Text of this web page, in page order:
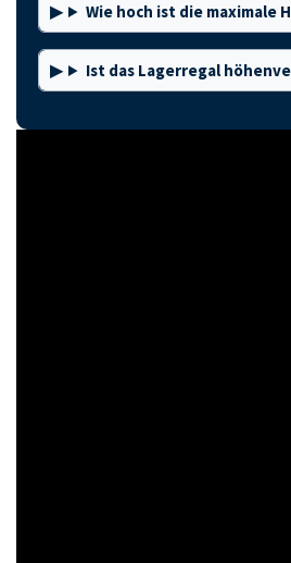
Wie hoch ist die maximale
Ist das Lagerregal